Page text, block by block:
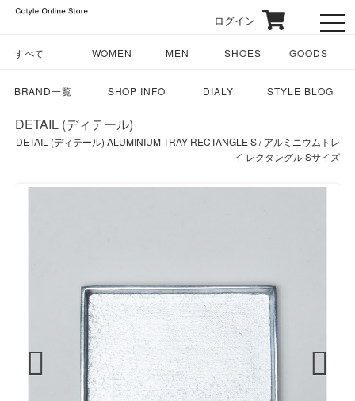
ログイン
すべて WOMEN MEN SHOES GOODS
BRAND一覧 SHOP INFO DIALY STYLE BLOG
DETAIL (ディテール)
DETAIL (ディテール) ALUMINIUM TRAY RECTANGLE S / アルミニウムトレ
イ レクタングル Sサイズ